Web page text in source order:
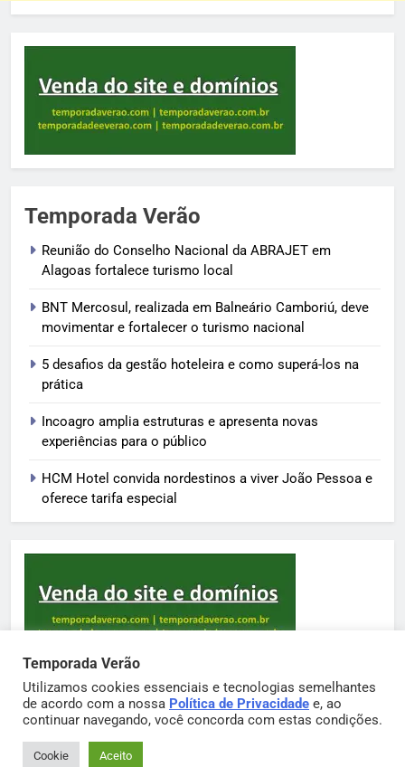
Temporada Verão
Reunião do Conselho Nacional da ABRAJET em
Alagoas fortalece turismo local
BNT Mercosul, realizada em Balneário Camboriú, deve
movimentar e fortalecer o turismo nacional
5 desafios da gestão hoteleira e como superá-los na
prática
Incoagro amplia estruturas e apresenta novas
experiências para o público
HCM Hotel convida nordestinos a viver João Pessoa e
oferece tarifa especial
Sortimento Temporada Verão 2026. Powered By
Temporada Verão
Utilizamos cookies essenciais e tecnologias semelhantes
de acordo com a nossa Política de Privacidade e, ao
continuar navegando, você concorda com estas condições.
Cookie Aceito